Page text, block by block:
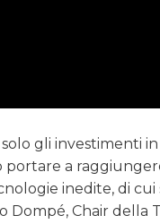
gli investimenti
a
inedite, di cui
Chair della